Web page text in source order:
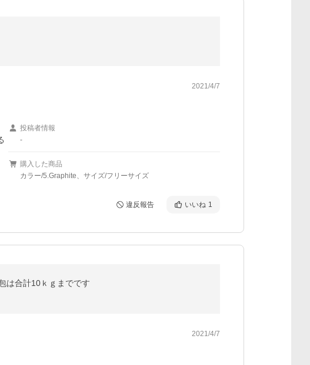
2021/4/7
投稿者情報
-
購入した商品
カラー/5.Graphite、サイズ/フリーサイズ
違反報告 いいね 1
は合計10ｋｇまでです
2021/4/7